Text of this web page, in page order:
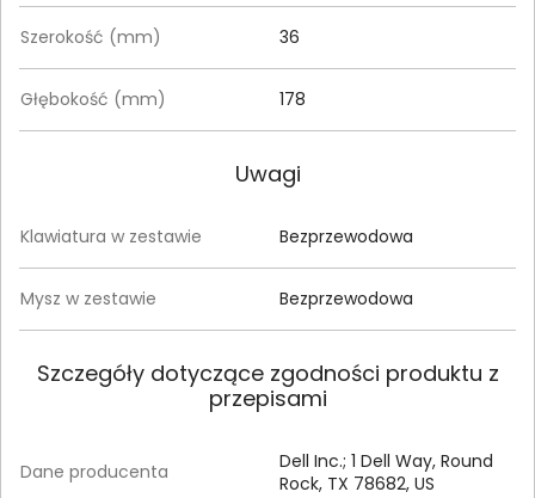
Szerokość (mm) 36
Głębokość (mm) 178
Uwagi
Klawiatura w zestawie Bezprzewodowa
Mysz w zestawie Bezprzewodowa
Szczegóły dotyczące zgodności produktu z
przepisami
Dane producenta
Dell Inc.; 1 Dell Way, Round
Rock, TX 78682, US